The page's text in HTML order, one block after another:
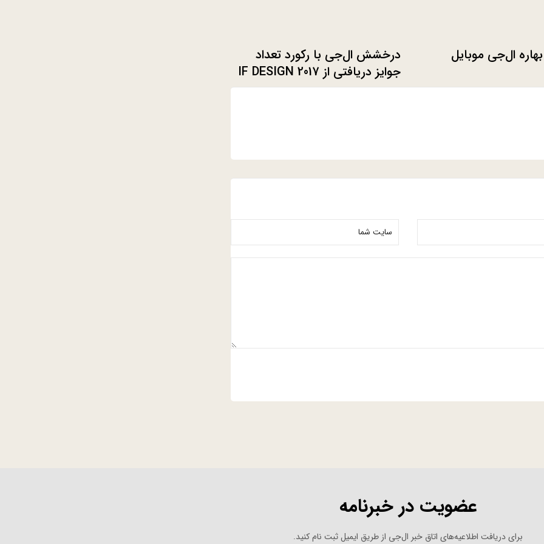
درخشش ال‌جی با رکورد تعداد
جوایز دریافتی از 2017 IF DESIGN
AWARDS
ال‌جی موبایل
عضویت در خبرنامه
برای دریافت اطلاعیه‌های اتاق خبر ال‌جی از طریق ایمیل ثبت نام کنید.